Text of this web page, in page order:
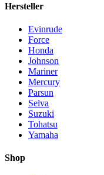
Hersteller
Evinrude
Force
Honda
Johnson
Mariner
Mercury
Parsun
Selva
Suzuki
Tohatsu
Yamaha
Shop